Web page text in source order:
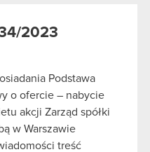
2023
Podstawa
o ofercie – nabycie
akcji Zarząd spółki
w Warszawie
treść